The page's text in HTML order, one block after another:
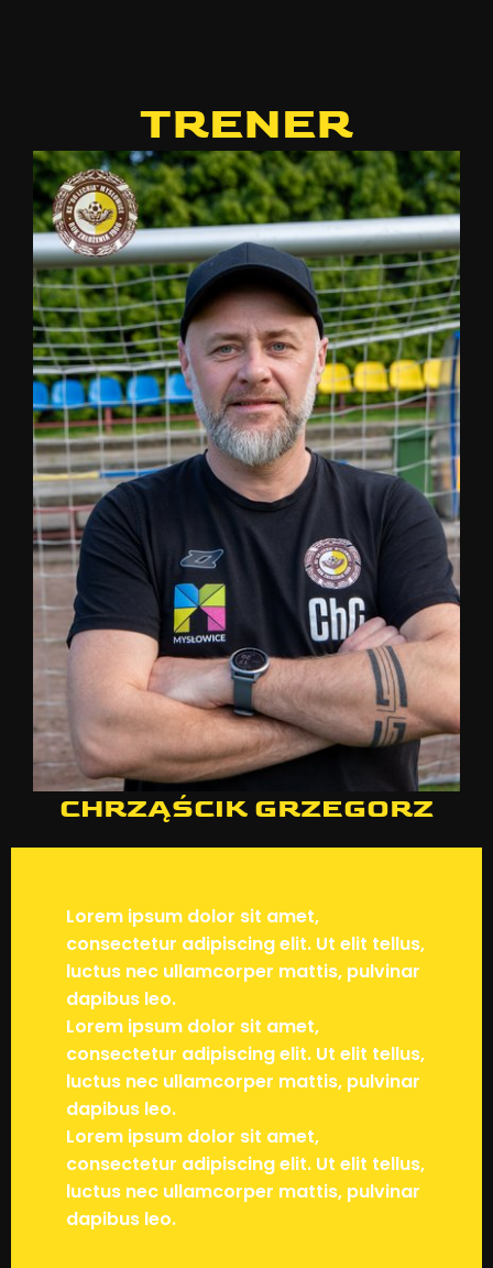
TRENER
CHRZĄŚCIK GRZEGORZ
Lorem ipsum dolor sit amet,
consectetur adipiscing elit. Ut elit tellus,
luctus nec ullamcorper mattis, pulvinar
dapibus leo.
Lorem ipsum dolor sit amet,
consectetur adipiscing elit. Ut elit tellus,
luctus nec ullamcorper mattis, pulvinar
dapibus leo.
Lorem ipsum dolor sit amet,
consectetur adipiscing elit. Ut elit tellus,
luctus nec ullamcorper mattis, pulvinar
dapibus leo.